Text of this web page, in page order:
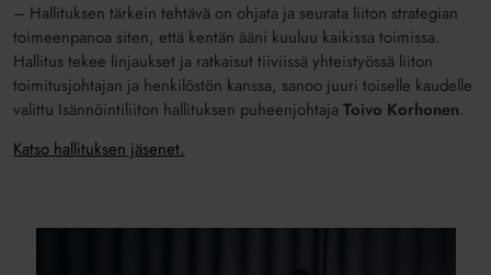
– Hallituksen tärkein tehtävä on ohjata ja seurata liiton strategian
toimeenpanoa siten, että kentän ääni kuuluu kaikissa toimissa.
Hallitus tekee linjaukset ja ratkaisut tiiviissä yhteistyössä liiton
toimitusjohtajan ja henkilöstön kanssa, sanoo juuri toiselle kaudelle
valittu Isännöintiliiton hallituksen puheenjohtajaToivo Korhonen.
Katso hallituksen jäsenet.